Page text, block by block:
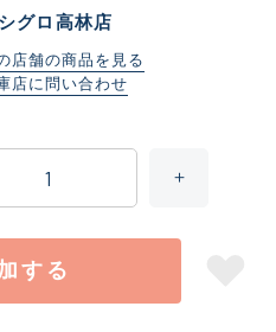
グロ高林店
店舗の商品を見る
店に問い合わせ
する